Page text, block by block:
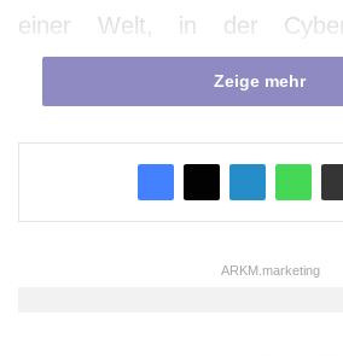
einer Welt, in der
raffinierter und häufiger
Unternehmen
robuste
nicht nur eine technische
sondern auch eine
Zeige mehr
ARKM.marketing